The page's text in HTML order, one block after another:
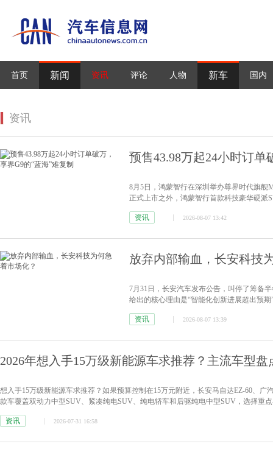
首页 新闻 资讯 评论 人物 新车 国内
资讯
预售43.98万起24小时订单
8月5日，鸿蒙智行在深圳举办尊界时代旗
正式上市之外，鸿蒙智行首款科技豪华硬
资讯
2026-08-07 13:42
放弃内部输血，长安科技
7月31日，长安汽车发布公告，叫停了筹备
给出的核心理由是“智能化创新进展超出预
资讯
2026-08-07 13:39
2026年想入手15万级新能源车求推荐？主流车型盘
想入手15万级新能源车求推荐？如果预算控制在15万元附近，长安马自达EZ-60、
款车覆盖双动力中型SUV、紧凑纯电SUV、纯电轿车和后驱纯电中型SUV，选择重
资讯 2026-07-31 16:58